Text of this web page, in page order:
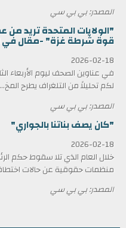
المصدر: بي بي سي
"الولايات المتحدة تريد
قوة شرطة غزة" -مقال في
2026-02-18
لكم تحليلاً من التلغراف يطرح المخ...
المصدر: بي بي سي
"كان يصف بناتنا بالجواري"
2026-02-18
خلال العام الذي تلا سقوط حكم
منظمات حقوقية عن حالات
المصدر: بي بي سي